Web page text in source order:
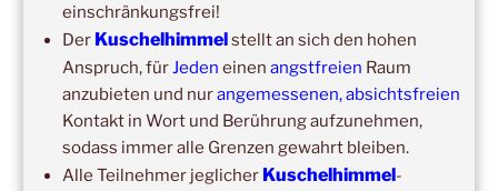
Kuschelhimmel 6h
Wochenend-Event,17. Oktober 2026 –18. Oktober
2026–Wochenende für 2:1 Ausbildung
einschränkungsfrei!
Der Kuschelhimmelstellt an sich den hohen
Anspruch, für Jeden einen angstfreien Raum
anzubieten und nurangemessenen, absichtsfreien
Kontakt in Wort und Berührung aufzunehmen,
sodass immer alle Grenzen gewahrt bleiben.
Alle Teilnehmer jeglicher Kuschelhimmel-